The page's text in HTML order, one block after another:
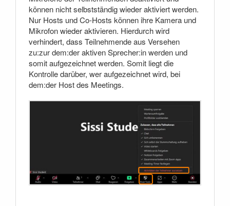
können nicht selbstständig wieder aktiviert werden.
Nur Hosts und Co-Hosts können ihre Kamera und
Mikrofon wieder aktivieren. Hierdurch wird
verhindert, dass Teilnehmende aus Versehen
zu:zur dem:der aktiven Sprecher:in werden und
somit aufgezeichnet werden. Somit liegt die
Kontrolle darüber, wer aufgezeichnet wird, bei
dem:der Host des Meetings.